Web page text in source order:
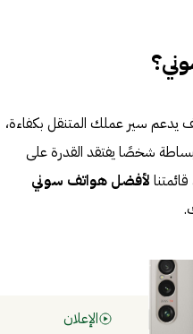
يدعم سير عملك المتنقل بكفاءة،
شخصًا يفتقد القدرة على
لأفضل هواتف سوني
الإعلان